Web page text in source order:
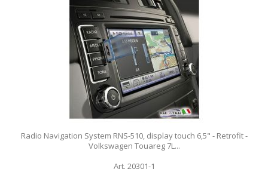
Radio Navigation System RNS-510, display touch 6,5" - Retrofit -
Volkswagen Touareg 7L...
Art. 20301-1